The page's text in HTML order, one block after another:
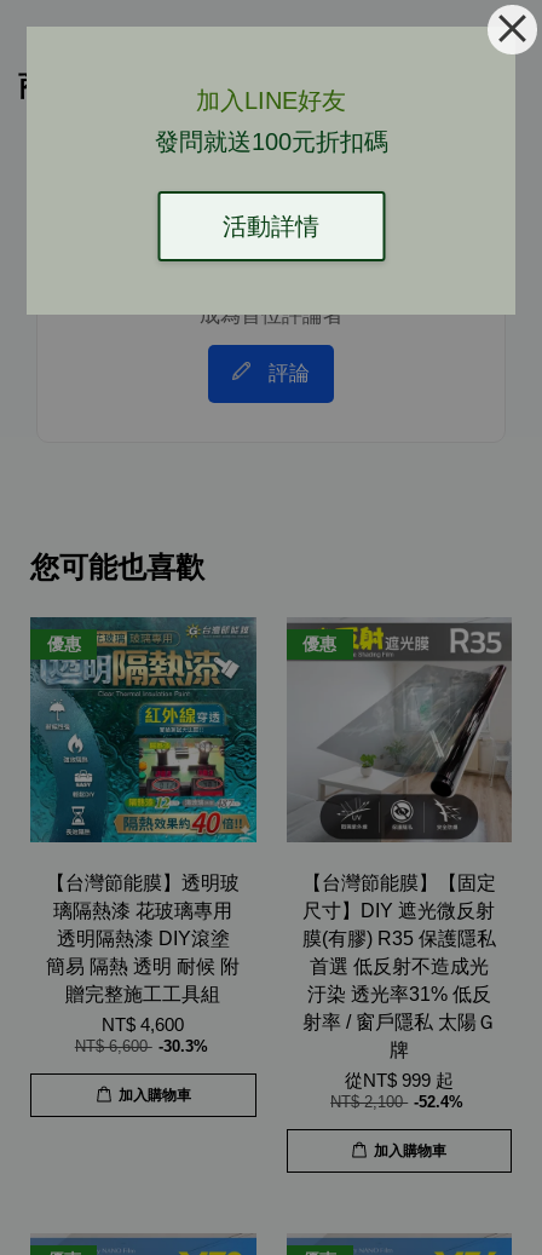
加入LINE好友
發問就送100元折扣碼
活動詳情
商品評價
成為首位評論者
評論
您可能也喜歡
優惠
【台灣節能膜】透明玻
璃隔熱漆 花玻璃專用
透明隔熱漆 DIY滾塗
簡易 隔熱 透明 耐候 附
贈完整施工工具組
NT$ 4,600
NT$ 6,600 -30.3%
加入購物車
優惠
【台灣節能膜】【固定
尺寸】DIY 遮光微反射
膜(有膠) R35 保護隱私
首選 低反射不造成光
汙染 透光率31% 低反
射率 / 窗戶隱私 太陽Ｇ
牌
從NT$ 999 起
NT$ 2,100 -52.4%
加入購物車